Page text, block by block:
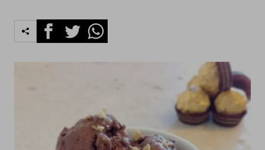
FacebookTwitterWhatsapp